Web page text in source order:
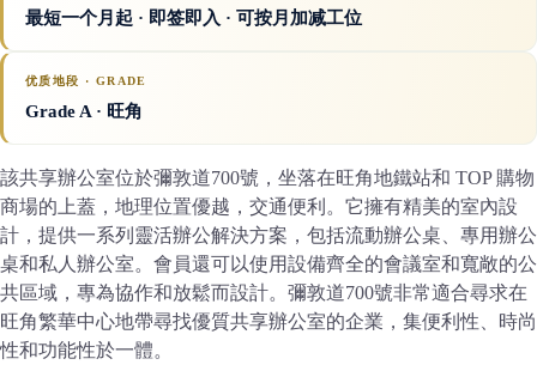
最短一个月起 · 即签即入 · 可按月加减工位
优质地段 · GRADE
Grade A· 旺角
該共享辦公室位於彌敦道700號，坐落在旺角地鐵站和 TOP 購物
商場的上蓋，地理位置優越，交通便利。它擁有精美的室內設
計，提供一系列靈活辦公解決方案，包括流動辦公桌、專用辦公
桌和私人辦公室。會員還可以使用設備齊全的會議室和寬敞的公
共區域，專為協作和放鬆而設計。彌敦道700號非常適合尋求在
旺角繁華中心地帶尋找優質共享辦公室的企業，集便利性、時尚
性和功能性於一體。